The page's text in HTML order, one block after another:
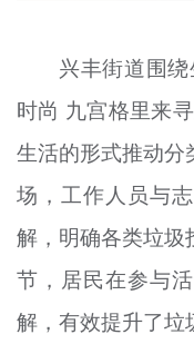
兴丰街道围
时尚 九宫格里来
生活的形式推动分
场，工作人员与
解，明确各类垃圾
节，居民在参与
解，有效提升了垃